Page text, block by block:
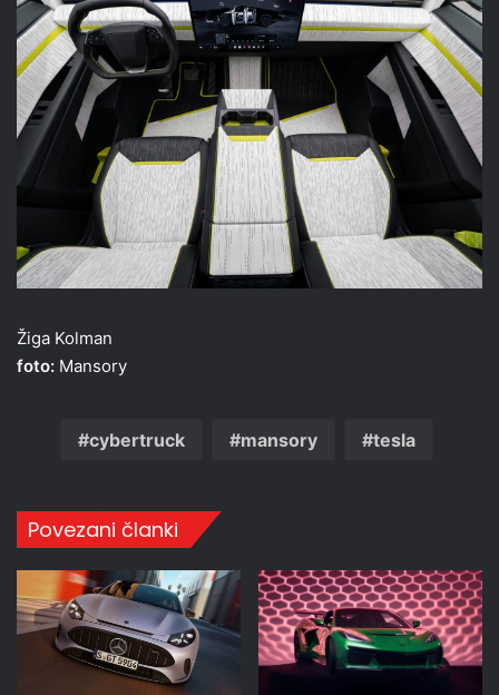
Žiga Kolman
foto: Mansory
cybertruck mansory tesla
Povezani članki